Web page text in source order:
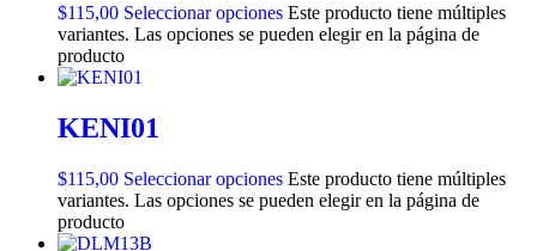
$115,00 Seleccionar opciones Este producto tiene múltiples
variantes. Las opciones se pueden elegir en la página de
producto
KENI01
$115,00 Seleccionar opciones Este producto tiene múltiples
variantes. Las opciones se pueden elegir en la página de
producto